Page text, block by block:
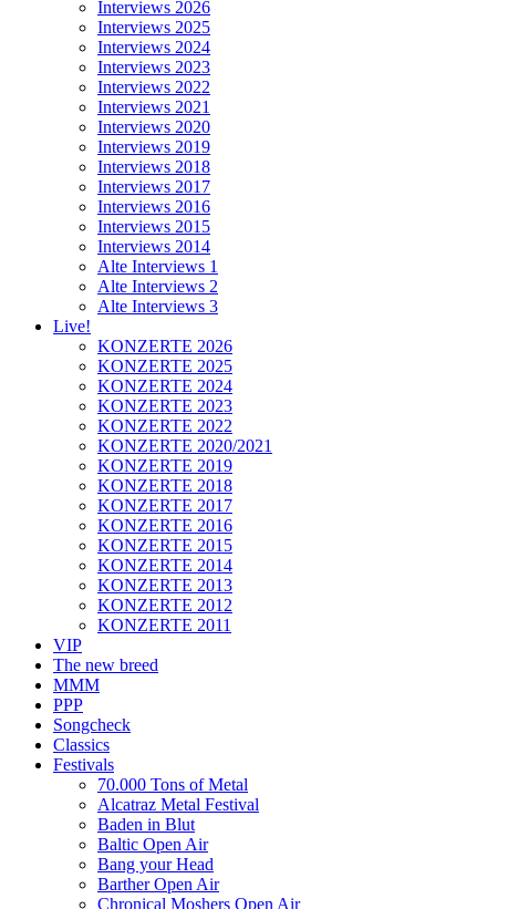
Interviews 2026
Interviews 2025
Interviews 2024
Interviews 2023
Interviews 2022
Interviews 2021
Interviews 2020
Interviews 2019
Interviews 2018
Interviews 2017
Interviews 2016
Interviews 2015
Interviews 2014
Alte Interviews 1
Alte Interviews 2
Alte Interviews 3
Live!
KONZERTE 2026
KONZERTE 2025
KONZERTE 2024
KONZERTE 2023
KONZERTE 2022
KONZERTE 2020/2021
KONZERTE 2019
KONZERTE 2018
KONZERTE 2017
KONZERTE 2016
KONZERTE 2015
KONZERTE 2014
KONZERTE 2013
KONZERTE 2012
KONZERTE 2011
VIP
The new breed
MMM
PPP
Songcheck
Classics
Festivals
70.000 Tons of Metal
Alcatraz Metal Festival
Baden in Blut
Baltic Open Air
Bang your Head
Barther Open Air
Chronical Moshers Open Air